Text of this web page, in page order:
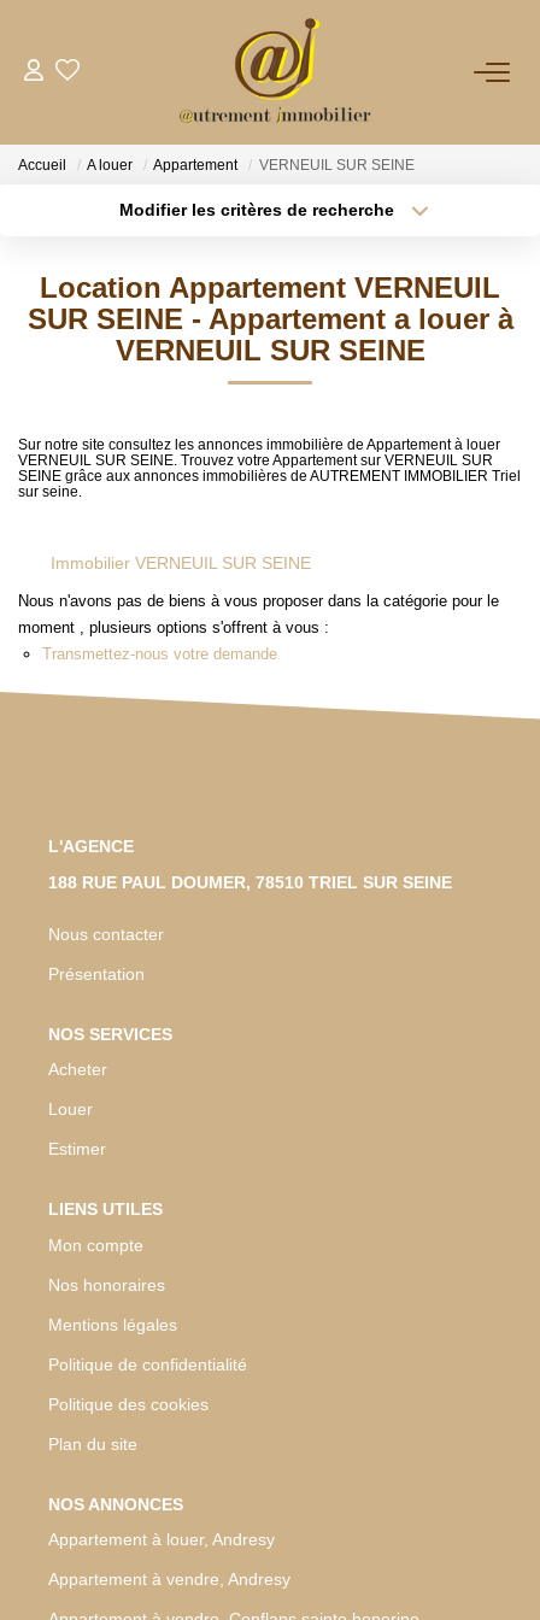
NOTRE AGENCE
GESTION
CONTACT
Accueil A louer Appartement VERNEUIL SUR SEINE
Modifier les critères de recherche
Sélectionnez...
Type de bien
Surface min
Location Appartement VERNEUIL
SUR SEINE - Appartement a louer à
VERNEUIL SUR SEINE
Sur notre site consultez les annonces immobilière de Appartement à louer
VERNEUIL SUR SEINE. Trouvez votre Appartement sur VERNEUIL SUR
SEINE grâce aux annonces immobilières de AUTREMENT IMMOBILIER Triel
sur seine.
Immobilier VERNEUIL SUR SEINE
Nous n'avons pas de biens à vous proposer dans la catégorie pour le
moment , plusieurs options s'offrent à vous :
Transmettez-nous votre demande
L'AGENCE
188 RUE PAUL DOUMER, 78510 TRIEL SUR SEINE
Nous contacter
Présentation
NOS SERVICES
Acheter
Louer
Estimer
LIENS UTILES
Mon compte
Nos honoraires
Mentions légales
Politique de confidentialité
Politique des cookies
Plan du site
NOS ANNONCES
Appartement à louer, Andresy
Appartement à vendre, Andresy